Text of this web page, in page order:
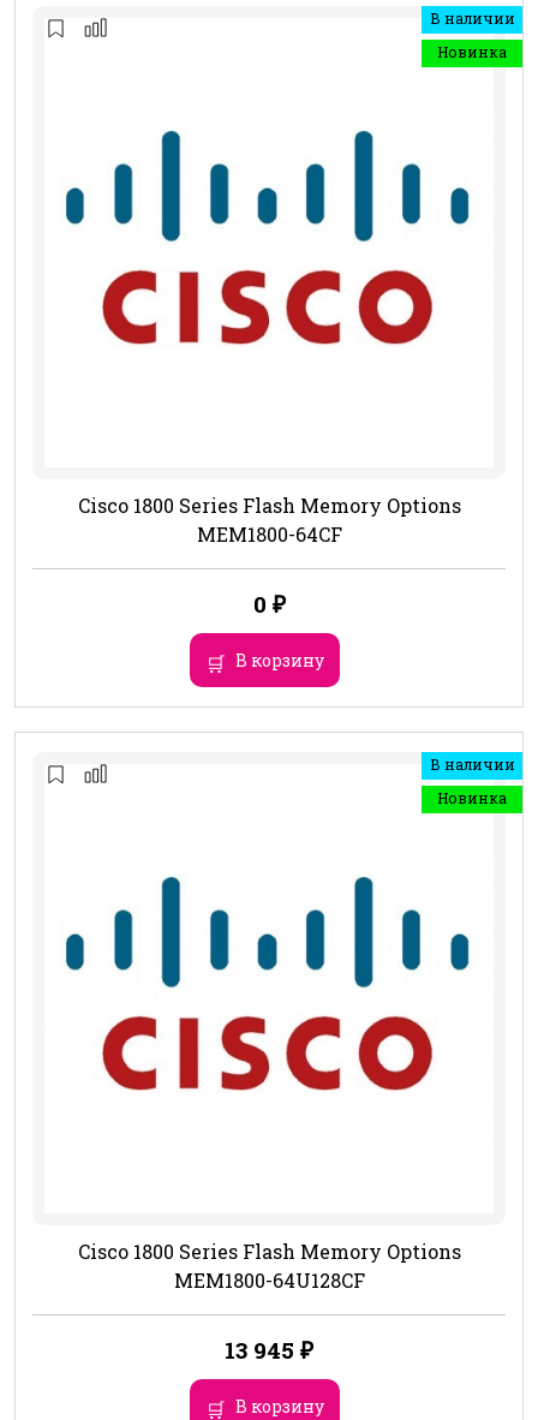
В наличии
Новинка
Cisco 1800 Series Flash Memory Options
MEM1800-64CF
0 ₽
В корзину
В наличии
Новинка
Cisco 1800 Series Flash Memory Options
MEM1800-64U128CF
13 945 ₽
В корзину